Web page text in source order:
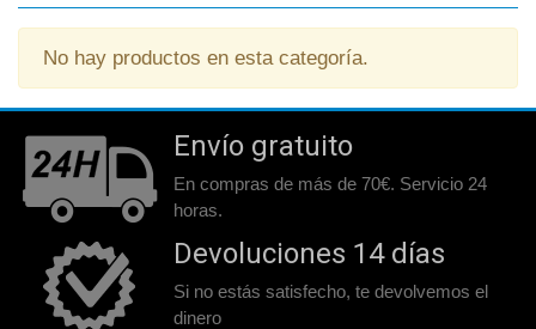
No hay productos en esta categoría.
Envío gratuito
En compras de más de 70€. Servicio 24
horas.
Devoluciones 14 días
Si no estás satisfecho, te devolvemos el
dinero